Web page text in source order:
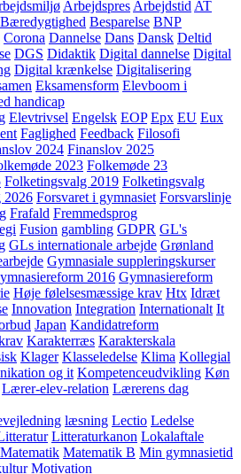
Arbejdspres Arbejdstid AT
Bæredygtighed Besparelse BNP
Corona Dannelse Dans Dansk Deltid
DGS Didaktik Digital dannelse Digital
Digital krænkelse Digitalisering
Eksamensform Elevboom i
handicap
Elevtrivsel Engelsk EOP Epx EU Eux
Faglighed Feedback Filosofi
2024 Finanslov 2025
2023 Folkemøde 23
Folketingsvalg 2019 Folketingsvalg
2026 Forsvaret i gymnasiet Forsvarslinje
Frafald Fremmedsprog
Fusion gambling GDPR GL's
GLs internationale arbejde Grønland
Gymnasiale suppleringskurser
2016 Gymnasiereform
Høje følelsesmæssige krav Htx Idræt
Innovation Integration Internationalt It
Japan Kandidatreform
Karakterræs Karakterskala
Klager Klasseledelse Klima Kollegial
og it Kompetenceudvikling Køn
Lærer-elev-relation Lærerens dag
læsning Lectio Ledelse
Litteraturkanon Lokalaftale
Matematik Matematik B Min gymnasietid
Motivation